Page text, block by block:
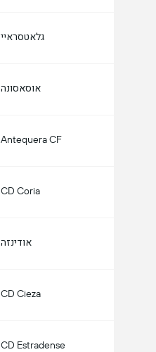
גלאטסראיי
אוסאסונה
Antequera CF
CD Coria
אודינזה
CD Cieza
CD Estradense